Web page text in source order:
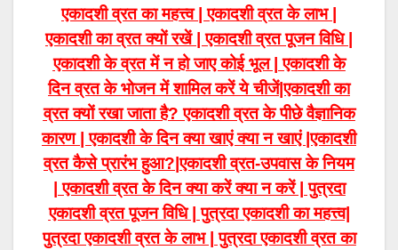
एकादशी व्रत का महत्त्व | एकादशी व्रत के लाभ |
एकादशी का व्रत क्यों रखें | एकादशी व्रत पूजन विधि |
एकादशी के व्रत में न हो जाए कोई भूल | एकादशी के
दिन व्रत के भोजन में शामिल करें ये चीजें|एकादशी का
व्रत क्यों रखा जाता है? एकादशी व्रत के पीछे वैज्ञानिक
कारण | एकादशी के दिन क्या खाएं क्या न खाएं |एकादशी
व्रत कैसे प्रारंभ हुआ?|एकादशीव्रत-उपवास के नियम
| एकादशी व्रत के दिन क्या करें क्या न करें | पुत्रदा
एकादशी व्रत पूजन विधि | पुत्रदा एकादशी का महत्त्व|
पुत्रदा एकादशी व्रत के लाभ | पुत्रदा एकादशी व्रत का